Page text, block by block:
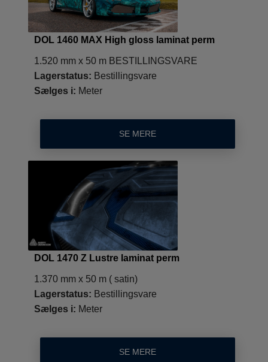
DOL 1460 MAX High gloss laminat perm
1.520 mm x 50 m BESTILLINGSVARE
Lagerstatus: Bestillingsvare
Sælges i: Meter
SE MERE
DOL 1470 Z Lustre laminat perm
1.370 mm x 50 m ( satin)
Lagerstatus: Bestillingsvare
Sælges i: Meter
SE MERE